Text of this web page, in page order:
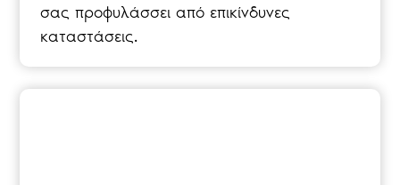
σας προφυλάσσει από επικίνδυνες
καταστάσεις.